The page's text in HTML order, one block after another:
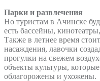
Парки и развлечения
Но туристам в Ачинске
есть бассейны,
Также в летнее время
насаждения, лавочки
прогулки на свежем
объекты культуры,
облагорожены и ухожены.